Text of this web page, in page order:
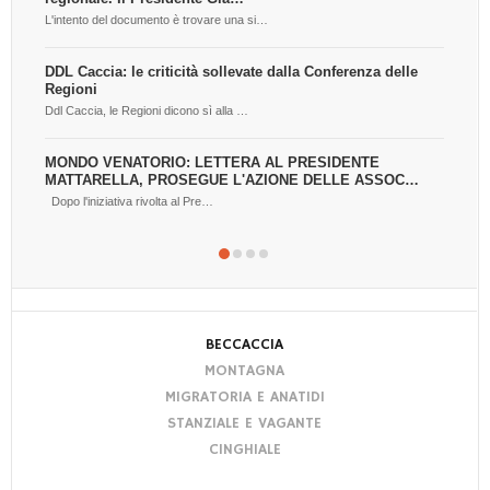
L'intento del documento è trovare una si…
DDL Caccia: le criticità sollevate dalla Conferenza delle
Regioni
Ddl Caccia, le Regioni dicono sì alla …
MONDO VENATORIO: LETTERA AL PRESIDENTE
MATTARELLA, PROSEGUE L'AZIONE DELLE ASSOC…
Dopo l'iniziativa rivolta al Pre…
BECCACCIA
MONTAGNA
MIGRATORIA E ANATIDI
STANZIALE E VAGANTE
CINGHIALE